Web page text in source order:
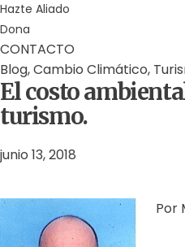
Hazte Aliado
Dona
CONTACTO
Blog,Cambio Climático,
El costo
turismo.
junio 13, 2018
Por